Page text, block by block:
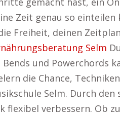
Zeit genau so einteilen
Freiheit, deinen
Selm
und Powerchords
die Chance,
Selm. Durch
verbessern. Ob